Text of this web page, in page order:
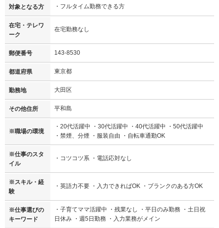
対象となる方 ・フルタイム勤務できる方
在宅・テレワ
ーク
在宅勤務なし
郵便番号 143-8530
都道府県 東京都
勤務地 大田区
その他住所 平和島
※職場の環境
・20代活躍中 ・30代活躍中 ・40代活躍中 ・50代活躍中
・禁煙、分煙 ・服装自由 ・自転車通勤OK
※仕事のスタ
イル
・コツコツ系 ・電話応対なし
※スキル・経
験
・英語力不要 ・入力できればOK ・ブランクのある方OK
※仕事選びの
キーワード
・子育てママ活躍中 ・残業なし ・平日のみ勤務 ・土日祝
日休み ・週5日勤務 ・入力業務がメイン